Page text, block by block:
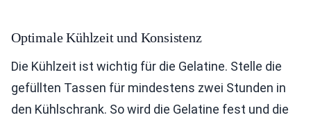
Optimale Kühlzeit und Konsistenz
Die Kühlzeit ist wichtig für die Gelatine. Stelle die
gefüllten Tassen für mindestens zwei Stunden in
den Kühlschrank. So wird die Gelatine fest und die